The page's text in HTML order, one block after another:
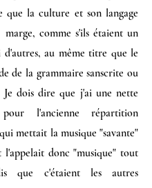
que la culture et son langage
comme s'ils étaient un
au même titre que le
de la grammaire sanscrite ou
Je dois dire que j'ai une nette
pour l'ancienne répartition
mettait la musique "savante"
l'appelait donc "musique" tout
que c'étaient les autres